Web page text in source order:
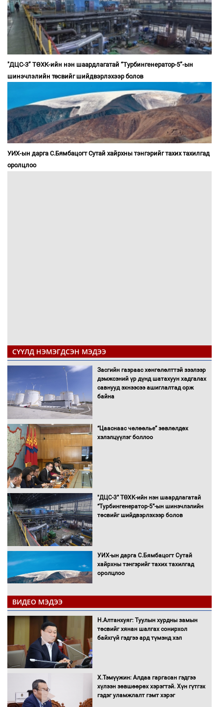
"ДЦС-3” ТӨХК-ийн нэн шаардлагатай “Турбингенератор-5”-ын
шинэчлэлийн төсвийг шийдвэрлэхээр болов
УИХ-ын дарга С.Бямбацогт Сутай хайрхны тэнгэрийг тахих тахилгад
оролцлоо
СҮҮЛД НЭМЭГДСЭН МЭДЭЭ
Засгийн газраас хөнгөлөлттэй зээлээр
дэмжсэний үр дүнд шатахуун хадгалах
савнууд эхнээсээ ашиглалтад орж
байна
“Цааснаас чөлөөлье” зөвлөлдөх
хэлэлцүүлэг боллоо
"ДЦС-3” ТӨХК-ийн нэн шаардлагатай
“Турбингенератор-5”-ын шинэчлэлийн
төсвийг шийдвэрлэхээр болов
УИХ-ын дарга С.Бямбацогт Сутай
хайрхны тэнгэрийг тахих тахилгад
оролцлоо
С.Амарсайхан: Иргэдийг хохироосон
ААН-ийн нуугтмал хөрөнгийг
битүүмжлэнэ
Н.Номтойбаяр: Аймгуудад тулгамдаж
буй асуудлуудыг Засгийн газрын
хуралдаанд танилцуулж,
ВИДЕО МЭДЭЭ
Н.Алтанхуяг: Туулын хурдны замын
төсвийг хянан шалгах сонирхол
байхгүй гэдгээ ард түмэнд хэл
Х.Тэмүүжин: Алдаа гаргасан гэдгээ
хүлээн зөвшөөрөх хэрэгтэй. Хүн гүтгэх
гэдэг уламжлалт гэмт хэрэг